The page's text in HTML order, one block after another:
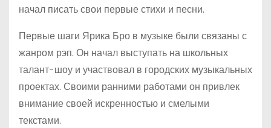
начал писать свои первые стихи и песни.
Первые шаги Ярика Бро в музыке были связаны с
жанром рэп. Он начал выступать на школьных
талант-шоу и участвовал в городских музыкальных
проектах. Своими ранними работами он привлек
внимание своей искренностью и смелыми
текстами.